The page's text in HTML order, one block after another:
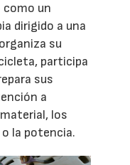
como un
dirigido a una
su
participa
sus
a
los
la potencia.